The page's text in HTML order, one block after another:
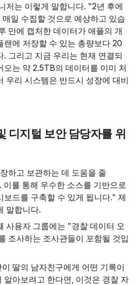
저는 이렇게 말합니다. "2년 후에
일 수집할 것으로 예상하고 있습
만에 캡처한 데이터가 애플의 개
랜에 저장할 수 있는 총량보다 20
. 그리고 지금 우리는 현재 연결되
오는 약 2.5TB의 데이터를 이미 처
우리 시스템은 반드시 성장에 대비
디지털 보안 담당자를 위
하고 보관하는 데 도움을 줄
를 통해 우수한 소스를 기반으로
보드를 구축할 수 있게 됩니다." 제
말합니다.
사용자 그룹에는 "경찰 데이터 오
조사하는 조사관들이 포함될 것입
딸의 남자친구에게 어떤 기록이
알아보려고 한다면, 이것은 경찰 자